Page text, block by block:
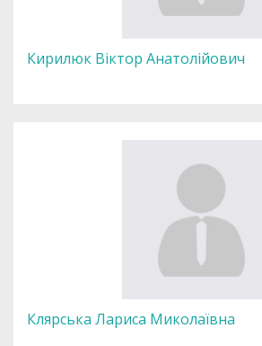
Кирилюк Віктор Анатолійович
Клярська Лариса Миколаївна